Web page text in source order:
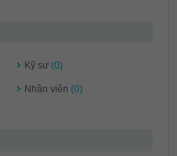
Kỹ sư (0)
Nhân viên (0)